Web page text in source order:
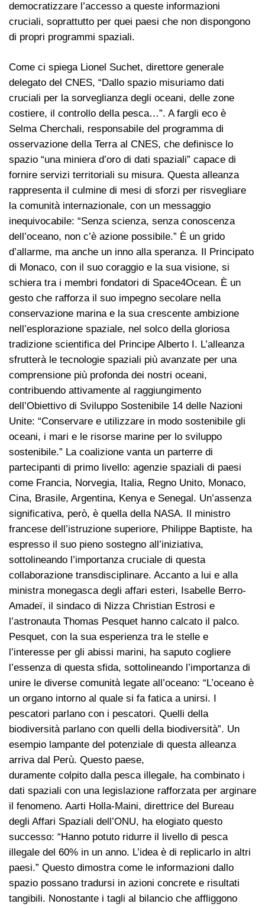
democratizzare l’accesso a queste informazioni
cruciali, soprattutto per quei paesi che non dispongono
di propri programmi spaziali.
Come ci spiega Lionel Suchet, direttore generale
delegato del CNES, “Dallo spazio misuriamo dati
cruciali per la sorveglianza degli oceani, delle zone
costiere, il controllo della pesca…”. A fargli eco è
Selma Cherchali, responsabile del programma di
osservazione della Terra al CNES, che definisce lo
spazio “una miniera d’oro di dati spaziali” capace di
fornire servizi territoriali su misura. Questa alleanza
rappresenta il culmine di mesi di sforzi per risvegliare
la comunità internazionale, con un messaggio
inequivocabile: “Senza scienza, senza conoscenza
dell’oceano, non c’è azione possibile.” È un grido
d’allarme, ma anche un inno alla speranza. Il Principato
di Monaco, con il suo coraggio e la sua visione, si
schiera tra i membri fondatori di Space4Ocean. È un
gesto che rafforza il suo impegno secolare nella
conservazione marina e la sua crescente ambizione
nell’esplorazione spaziale, nel solco della gloriosa
tradizione scientifica del Principe Alberto I. L’alleanza
sfrutterà le tecnologie spaziali più avanzate per una
comprensione più profonda dei nostri oceani,
contribuendo attivamente al raggiungimento
dell’Obiettivo di Sviluppo Sostenibile 14 delle Nazioni
Unite: “Conservare e utilizzare in modo sostenibile gli
oceani, i mari e le risorse marine per lo sviluppo
sostenibile.” La coalizione vanta un parterre di
partecipanti di primo livello: agenzie spaziali di paesi
come Francia, Norvegia, Italia, Regno Unito, Monaco,
Cina, Brasile, Argentina, Kenya e Senegal. Un’assenza
significativa, però, è quella della NASA. Il ministro
francese dell’istruzione superiore, Philippe Baptiste, ha
espresso il suo pieno sostegno all’iniziativa,
sottolineando l’importanza cruciale di questa
collaborazione transdisciplinare. Accanto a lui e alla
ministra monegasca degli affari esteri, Isabelle Berro-
Amadeï, il sindaco di Nizza Christian Estrosi e
l’astronauta Thomas Pesquet hanno calcato il palco.
Pesquet, con la sua esperienza tra le stelle e
l’interesse per gli abissi marini, ha saputo cogliere
l’essenza di questa sfida, sottolineando l’importanza di
unire le diverse comunità legate all’oceano: “L’oceano è
un organo intorno al quale si fa fatica a unirsi. I
pescatori parlano con i pescatori. Quelli della
biodiversità parlano con quelli della biodiversità”. Un
esempio lampante del potenziale di questa alleanza
arriva dal Perù. Questo paese,
duramente colpito dalla pesca illegale, ha combinato i
dati spaziali con una legislazione rafforzata per arginare
il fenomeno. Aarti Holla-Maini, direttrice del Bureau
degli Affari Spaziali dell’ONU, ha elogiato questo
successo: “Hanno potuto ridurre il livello di pesca
illegale del 60% in un anno. L’idea è di replicarlo in altri
paesi.” Questo dimostra come le informazioni dallo
spazio possano tradursi in azioni concrete e risultati
tangibili. Nonostante i tagli al bilancio che affliggono